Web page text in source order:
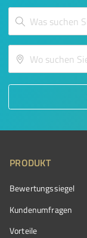
PRODUKT
Bewertungssiegel
Kundenumfragen
Vorteile